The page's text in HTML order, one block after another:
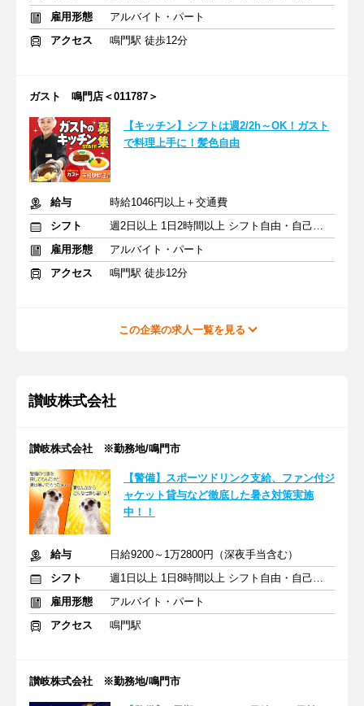
雇用形態
アルバイト・パート
アクセス
鳴門駅 徒歩12分
ガスト 鳴門店＜011787＞
【キッチン】シフトは週2/2h～OK！ガスト
で料理上手に！髪色自由
給与
時給1046円以上＋交通費
シフト
週2日以上 1日2時間以上 シフト自由・自己申告
雇用形態
アルバイト・パート
アクセス
鳴門駅 徒歩12分
この企業の求人一覧を見る
讃岐株式会社
讃岐株式会社 ※勤務地/鳴門市
【警備】スポーツドリンク支給、ファン付ジ
ャケット貸与など徹底した暑さ対策実施
中！！
給与
日給9200～1万2800円（深夜手当含む）
シフト
週1日以上 1日8時間以上 シフト自由・自己申告
雇用形態
アルバイト・パート
アクセス
鳴門駅
讃岐株式会社 ※勤務地/鳴門市